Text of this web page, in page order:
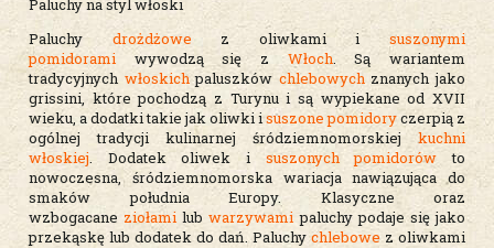
Paluchy na styl włoski
Paluchy drożdżowe z oliwkami isuszonymi
pomidorami wywodzą się z Włoch. Są wariantem
tradycyjnych włoskichpaluszków chlebowychznanych jako
grissini, które pochodzą z Turynu i są wypiekane od XVII
wieku, a dodatki takie jak oliwki isuszone pomidoryczerpią z
ogólnej tradycji kulinarnej śródziemnomorskiej kuchni
włoskiej. Dodatek oliwek i suszonych pomidorów to
nowoczesna, śródziemnomorska wariacja nawiązująca do
smaków południa Europy. Klasyczne oraz
wzbogacane ziołami lubwarzywamipaluchy podaje się jako
przekąskę lub dodatek do dań. Paluchy chlebowe z oliwkami